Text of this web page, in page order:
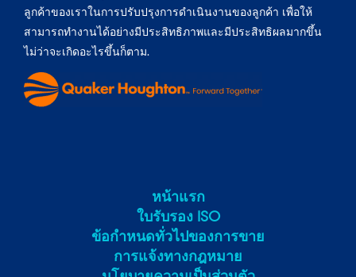
ลูกค้าของเราในการปรับปรุงการดำเนินงานของลูกค้า เพื่อให้
สามารถทำงานได้อย่างมีประสิทธิภาพและมีประสิทธิผลมากขึ้น
ไม่ว่าจะเกิดอะไรขึ้นก็ตาม.
หน้าแรก
ใบรับรอง ISO
ข้อกําหนดทั่วไปของการขาย
การแจ้งทางกฎหมาย